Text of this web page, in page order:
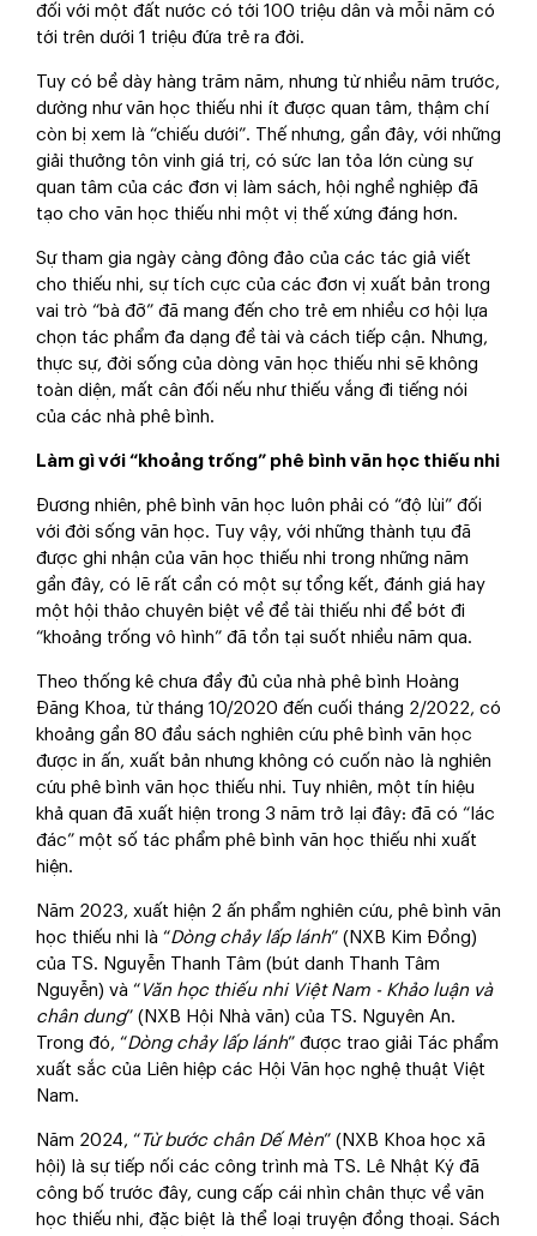
đối với một đất nước có tới 100 triệu dân và mỗi năm có
tới trên dưới 1 triệu đứa trẻ ra đời.
Tuy có bề dày hàng trăm năm, nhưng từ nhiều năm trước,
dường như văn học thiếu nhi ít được quan tâm, thậm chí
còn bị xem là “chiếu dưới”. Thế nhưng, gần đây, với những
giải thưởng tôn vinh giá trị, có sức lan tỏa lớn cùng sự
quan tâm của các đơn vị làm sách, hội nghề nghiệp đã
tạo cho văn học thiếu nhi một vị thế xứng đáng hơn.
Sự tham gia ngày càng đông đảo của các tác giả viết
cho thiếu nhi, sự tích cực của các đơn vị xuất bản trong
vai trò “bà đỡ” đã mang đến cho trẻ em nhiều cơ hội lựa
chọn tác phẩm đa dạng đề tài và cách tiếp cận. Nhưng,
thực sự, đời sống của dòng văn học thiếu nhi sẽ không
toàn diện, mất cân đối nếu như thiếu vắng đi tiếng nói
của các nhà phê bình.
Làm gì với “khoảng trống” phê bình văn học thiếu nhi
Đương nhiên, phê bình văn học luôn phải có “độ lùi” đối
với đời sống văn học. Tuy vậy, với những thành tựu đã
được ghi nhận của văn học thiếu nhi trong những năm
gần đây, có lẽ rất cần có một sự tổng kết, đánh giá hay
một hội thảo chuyên biệt về đề tài thiếu nhi để bớt đi
“khoảng trống vô hình” đã tồn tại suốt nhiều năm qua.
Theo thống kê chưa đầy đủ của nhà phê bình Hoàng
Đăng Khoa, từ tháng 10/2020 đến cuối tháng 2/2022, có
khoảng gần 80 đầu sách nghiên cứu phê bình văn học
được in ấn, xuất bản nhưng không có cuốn nào là nghiên
cứu phê bình văn học thiếu nhi. Tuy nhiên, một tín hiệu
khả quan đã xuất hiện trong 3 năm trở lại đây: đã có “lác
đác” một số tác phẩm phê bình văn học thiếu nhi xuất
hiện.
Năm 2023, xuất hiện 2 ấn phẩm nghiên cứu, phê bình văn
học thiếu nhi là “Dòng chảy lấp lánh” (NXB Kim Đồng)
của TS. Nguyễn Thanh Tâm (bút danh Thanh Tâm
Nguyễn) và “ Văn học thiếu nhi Việt Nam - Khảo luận và
chân dung” (NXB Hội Nhà văn) của TS. Nguyên An.
Trong đó, “Dòng chảy lấp lánh” được trao giải Tác phẩm
xuất sắc của Liên hiệp các Hội Văn học nghệ thuật Việt
Nam.
Năm 2024, “ Từ bước chân Dế Mèn” (NXB Khoa học xã
hội) là sự tiếp nối các công trình mà TS. Lê Nhật Ký đã
công bố trước đây, cung cấp cái nhìn chân thực về văn
học thiếu nhi, đặc biệt là thể loại truyện đồng thoại. Sách